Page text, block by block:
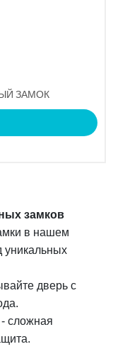
ЗАМОК
замков
в нашем
уникальных
дверь с
сложная